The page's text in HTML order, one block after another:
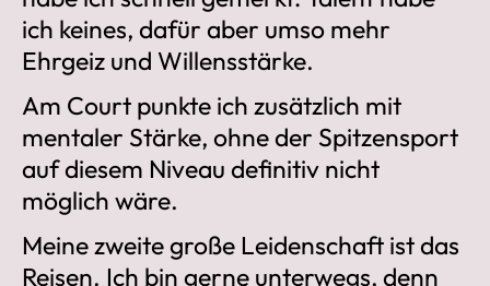
ich keines, dafür aber umso mehr
Ehrgeiz und Willensstärke.
Am Court punkte ich zusätzlich mit
mentaler Stärke, ohne der Spitzensport
auf diesem Niveau definitiv nicht
möglich wäre.
Meine zweite große Leidenschaft ist das
Reisen. Ich bin gerne unterwegs, denn